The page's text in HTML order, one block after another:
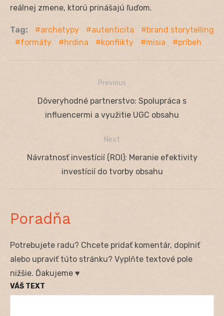
reálnej zmene, ktorú prinášajú ľuďom.
Tag: archetypy autenticita
brand storytelling
formáty
hrdina konflikty misia príbeh
Navigácia
Previous
PreviousDôveryhodné partnerstvo: Spolupráca s
influencermi a využitie UGC obsahu
Next
NextNávratnosť investícií (ROI): Meranie efektivity
investícií do tvorby obsahu
Poradňa
Potrebujete radu? Chcete pridať komentár, doplniť
alebo upraviť túto stránku? Vyplňte textové pole
nižšie. Ďakujeme ♥
VÁŠ TEXT